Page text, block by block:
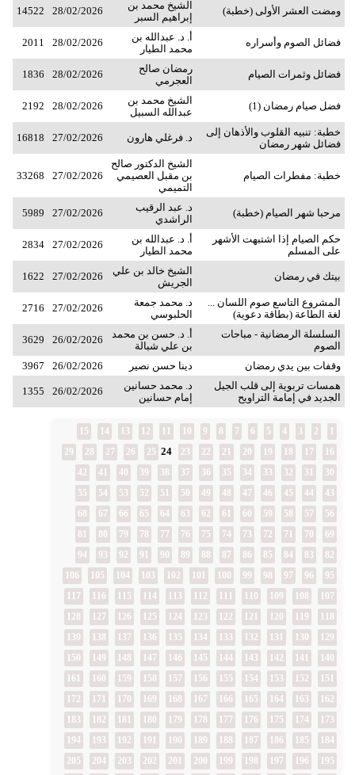
ومضت العشر الأولى (خطبة)
الشيخ محمد بن
إبراهيم السبر
28/02/2026
14522
فضائل الصوم وأسراره
أ. د. عبدالله بن
محمد الطيار
28/02/2026
2011
فضائل وثمرات الصيام
رمضان صالح
العجرمي
28/02/2026
1836
فضل صيام رمضان (1)
الشيخ محمد بن
عبدالله السبيل
28/02/2026
2192
خطبة: تنبيه القلوب والأذهان إلى
فضائل شهر رمضان
د. فرغلي هارون 27/02/2026
16818
خطبة: مفطرات الصيام
الشيخ الدكتور صالح
بن مقبل العصيمي
التميمي
27/02/2026
33268
مرحبا شهر الصيام (خطبة)
د. عبد الرقيب
الراشدي
27/02/2026
5989
حكم الصيام إذا اشتبهت الأشهر
على المسلم
أ. د. عبدالله بن
محمد الطيار
27/02/2026
2834
بيتك في رمضان
الشيخ خالد بن علي
الجريش
27/02/2026
1622
المشروع التاسع صوم اللسان ...
لغة الطاعة (بطاقة دعوية)
د. محمد جمعة
الحلبوسي
27/02/2026
2716
السلسلة الرمضانية - مباحات
الصوم
أ. د. حسن بن محمد
بن علي شبالة
26/02/2026
3629
وقفات بين يدي رمضان دينا حسن نصير 26/02/2026
3967
همسات تربوية إلى قلب الجيل
الجديد في إمامة التراويح
د. محمد حسانين
إمام حسانين
26/02/2026
1355
2
3
4
5
6
7
8
9
12
13
14
15
16
17
18
19
20
21
22
23
25
26
27
28
29
30
31
32
33
34
35
36
37
38
39
40
41
42
43
44
45
46
47
48
49
50
51
52
53
54
55
56
57
58
59
60
61
62
63
64
65
66
67
68
69
70
71
72
73
74
75
76
77
78
79
80
81
82
83
84
85
86
87
88
89
90
91
92
93
94
95
96
97
98
99
102
103
104
105
106
107
108
109
112
113
114
115
116
117
118
119
120
121
122
123
124
125
126
127
128
129
130
131
132
133
134
135
136
137
138
139
140
141
142
143
144
145
146
147
148
149
150
151
152
153
154
155
156
157
158
159
160
161
162
163
164
165
166
167
168
169
170
171
172
173
174
175
176
177
178
179
180
181
182
183
184
185
186
187
188
189
190
191
192
193
194
195
196
197
198
199
200
201
202
203
204
205